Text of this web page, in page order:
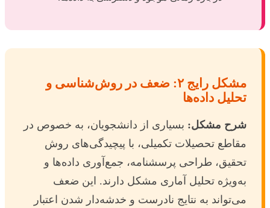
مشکل رایج ۲: ضعف در روش‌شناسی و
تحلیل داده‌ها
شرح مشکل: بسیاری از دانشجویان، به خصوص در
مقاطع تحصیلات تکمیلی، با پیچیدگی‌های روش
تحقیق، طراحی پرسشنامه، جمع‌آوری داده‌ها و
به‌ویژه تحلیل آماری مشکل دارند. این ضعف
می‌تواند به نتایج نادرست و خدشه‌دار شدن اعتبار